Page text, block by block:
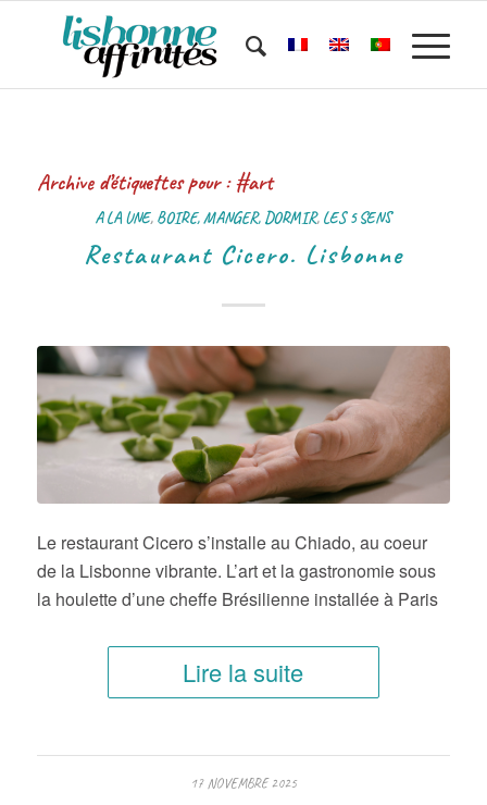
Archive d’étiquettes pour :#art
A LA UNE, BOIRE, MANGER, DORMIR, LES 5 SENS
Restaurant Cicero. Lisbonne
Le restaurant Cicero s’installe au Chiado, au coeur
de la Lisbonne vibrante. L’art et la gastronomie sous
la houlette d’une cheffe Brésilienne installée à Paris
Lire la suite
17 NOVEMBRE 2025